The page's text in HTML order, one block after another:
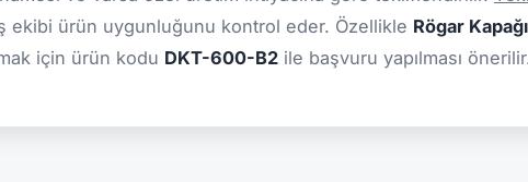
ekibi ürün uygunluğunu kontrol eder. Özellikle Rögar
için ürün kodu DKT-600-B2 ile başvuru yapılması